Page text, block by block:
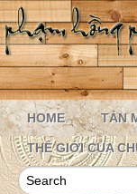
HOME TẢN
THẾ GIỚI CỦA